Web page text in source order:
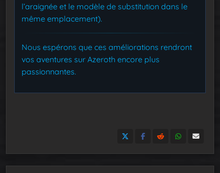
l’araignée et le modèle de substitution dans le
même emplacement).
Nous espérons que ces améliorations rendront
vos aventures sur Azeroth encore plus
passionnantes.